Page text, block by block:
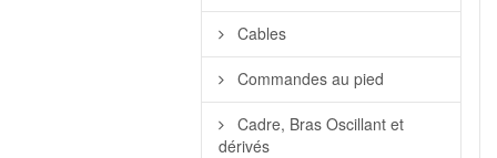
Cables
Commandes au pied
Cadre, Bras Oscillant et
dérivés